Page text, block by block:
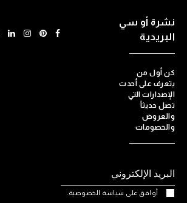
نشرة أو سي
البريدية
كن أول من
يتعرف على أحدث
الإصدارات التي
تصل حديثاً
والعروض
والخصومات
أوافق على سياسة الخصوصية.